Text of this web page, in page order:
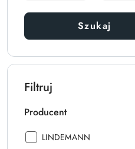
Szukaj
Filtruj
Producent
Producent:
LINDEMANN